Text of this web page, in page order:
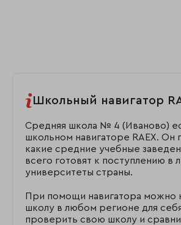
Школьный навигатор
Средняя школа № 4 (Иваново)
школьном навигаторе RAEX. Он
какие средние учебные
всего готовят к поступлению в
университеты страны.
При помощи навигатора можно
школу в любом регионе для
проверить свою школу и